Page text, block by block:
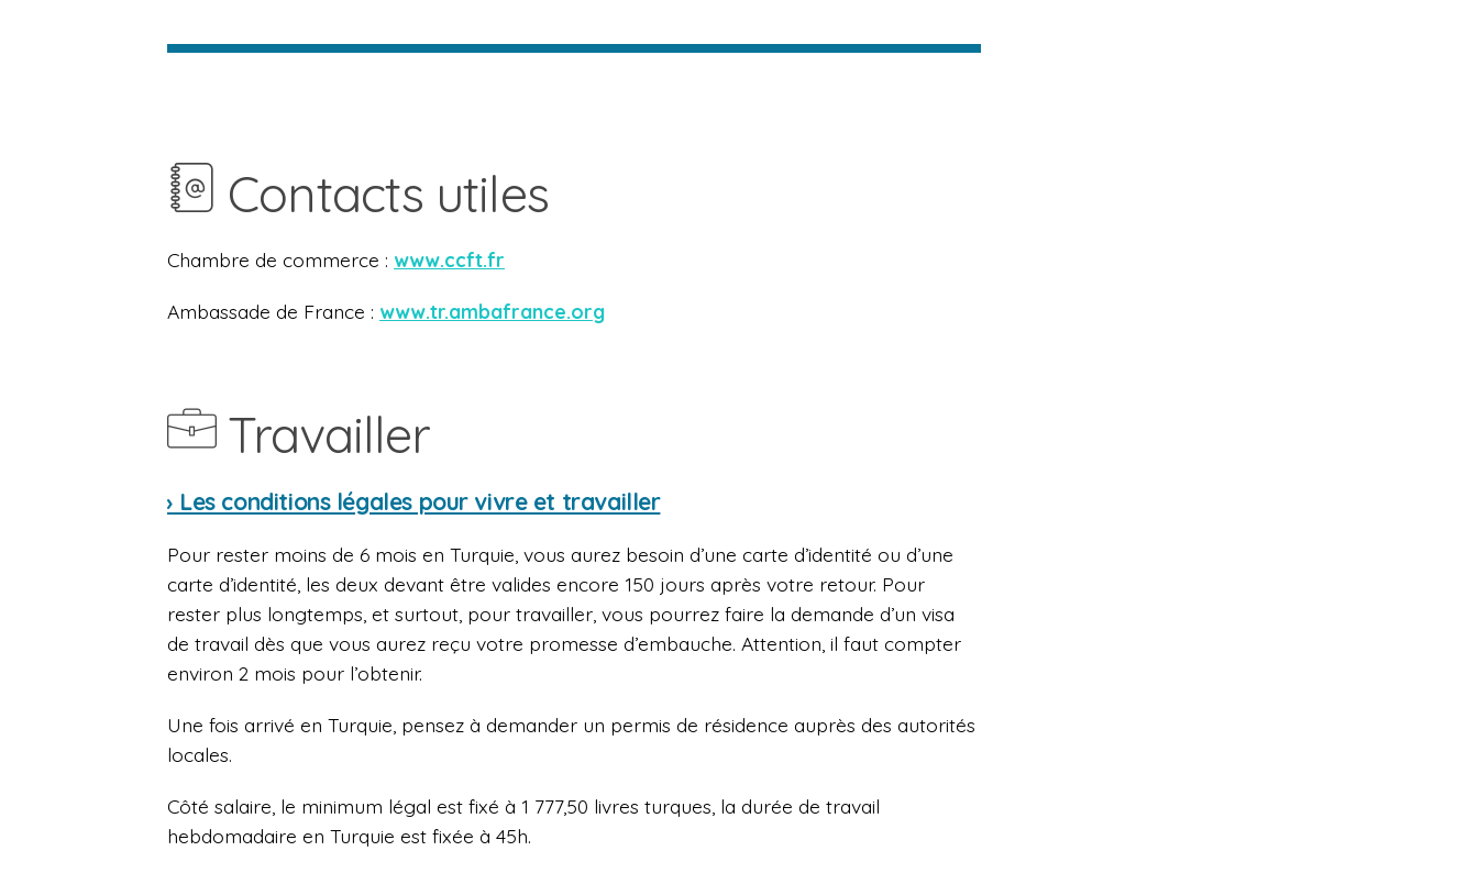
Contacts utiles
Chambre de commerce : www.ccft.fr
Ambassade de France : www.tr.ambafrance.org
Travailler
› Les conditions légales pour vivre et travailler
Pour rester moins de 6 mois en Turquie, vous aurez besoin d’une carte d’identité ou d’une
carte d’identité, les deux devant être valides encore 150 jours après votre retour. Pour
rester plus longtemps, et surtout, pour travailler, vous pourrez faire la demande d’un visa
de travail dès que vous aurez reçu votre promesse d’embauche. Attention, il faut compter
environ 2 mois pour l’obtenir.
Une fois arrivé en Turquie, pensez à demander un permis de résidence auprès des autorités
locales.
Côté salaire, le minimum légal est fixé à 1 777,50 livres turques, la durée de travail
hebdomadaire en Turquie est fixée à 45h.